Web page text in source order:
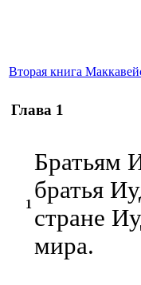
Вторая книга
Глава 1
1
Братьям
братья
стране
мира.